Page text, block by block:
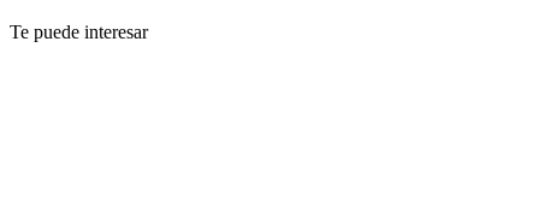
Te puede interesar